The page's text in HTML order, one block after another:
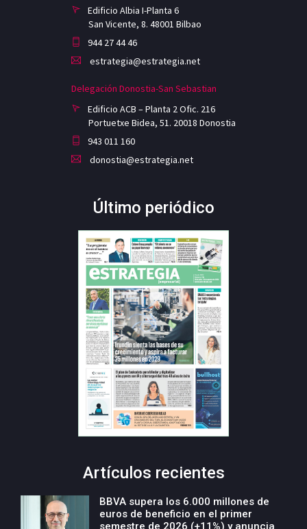
Edificio Albia I-Planta 6
San Vicente, 8. 48001 Bilbao
944 27 44 46
estrategia@estrategia.net
Delegación Donostia-San Sebastian
Edificio ACB – Planta 2 Ofic. 216
Portuetxe Bidea, 51. 20018 Donostia
943 011 160
donostia@estrategia.net
Último periódico
Artículos recientes
BBVA supera los 6.000 millones de
euros de beneficio en el primer
semestre de 2026 (+11%) y anuncia